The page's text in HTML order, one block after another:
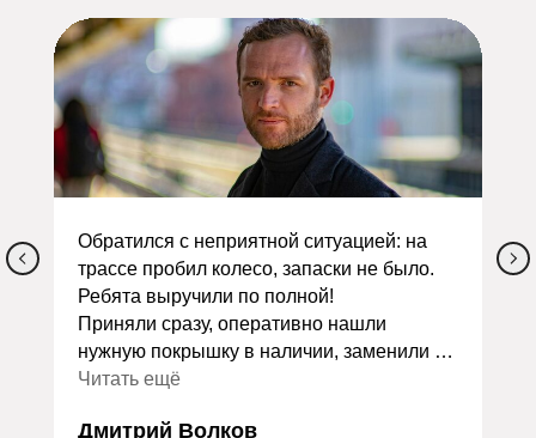
Обратился с неприятной ситуацией: на
трассе пробил колесо, запаски не было.
Ребята выручили по полной!
Приняли сразу, оперативно нашли
нужную покрышку в наличии, заменили и
сделали балансировку. Всё заняло
экстренному случаю — очень приятно.
Читать ещё
Дмитрий Волков